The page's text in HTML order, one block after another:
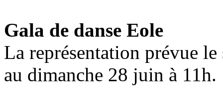
Gala de danse Eole
La représentation prévue
au dimanche 28 juin à 11h.